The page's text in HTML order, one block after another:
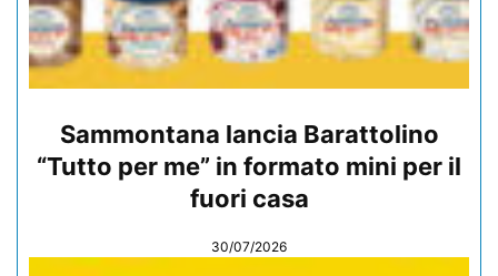
Sammontana lancia Barattolino
“Tutto per me” in formato mini per il
fuori casa
30/07/2026